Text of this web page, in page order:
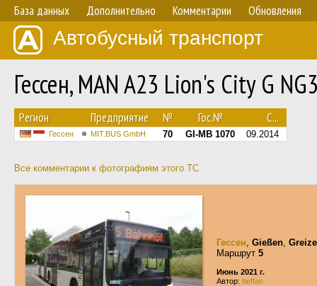
База данных Дополнительно Комментарии Обновления
Автобусный транспорт
Гессен, MAN A23 Lion's City G
Регион Предприятие № Гос.№ С...
Гессен MIT.BUS GmbH 70 GI-MB 1070 09.2014
Все комментарии к фотографиям этого ТС
Гессен, Gießen,
Маршрут 5
Июнь 2021 г.
Автор: beffan